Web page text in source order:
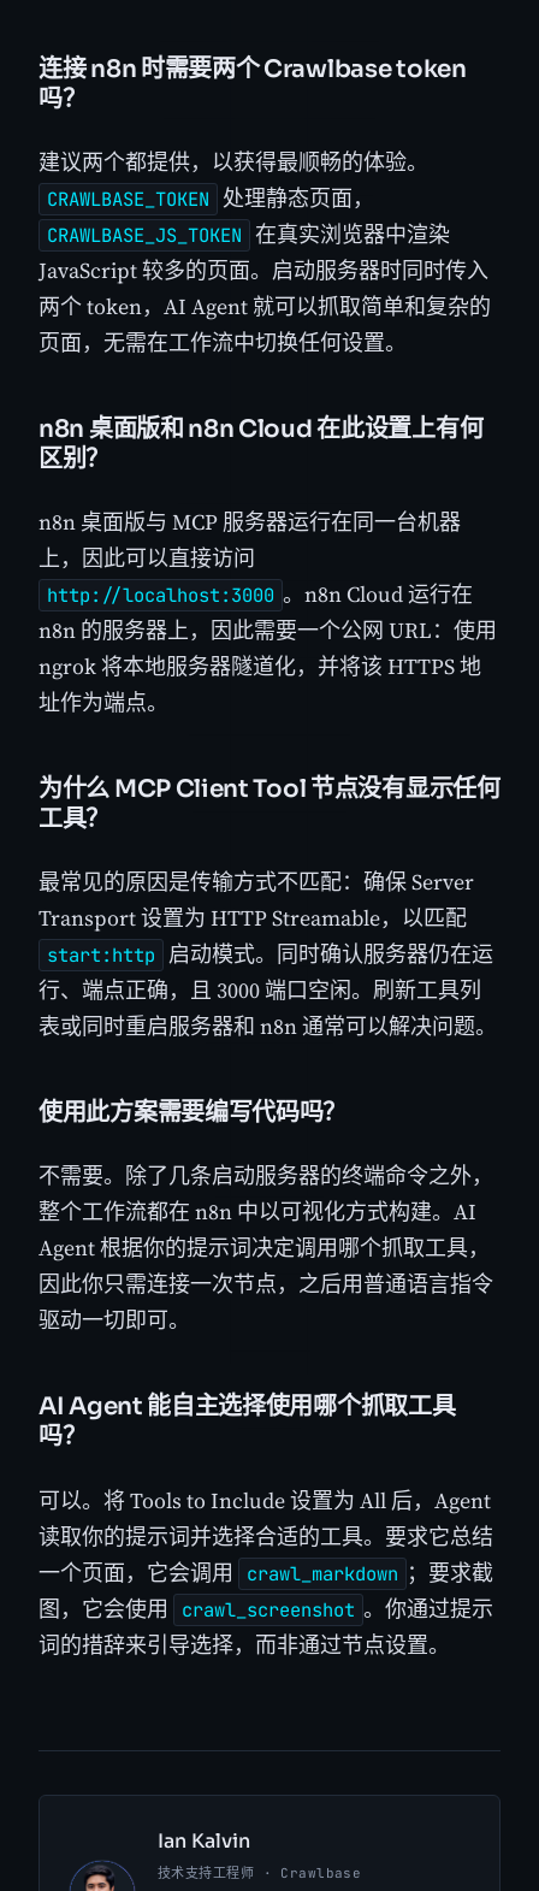
连接 n8n 时需要两个 Crawlbase token
吗？
建议两个都提供，以获得最顺畅的体验。
CRAWLBASE_TOKEN 处理静态页面，
CRAWLBASE_JS_TOKEN 在真实浏览器中渲染
JavaScript 较多的页面。启动服务器时同时传入
两个 token，AI Agent 就可以抓取简单和复杂的
页面，无需在工作流中切换任何设置。
n8n 桌面版和 n8n Cloud 在此设置上有何
区别？
n8n 桌面版与 MCP 服务器运行在同一台机器
上，因此可以直接访问
http://localhost:3000 。n8n Cloud 运行在
n8n 的服务器上，因此需要一个公网 URL：使用
ngrok 将本地服务器隧道化，并将该 HTTPS 地
址作为端点。
为什么 MCP Client Tool 节点没有显示任何
工具？
最常见的原因是传输方式不匹配：确保 Server
Transport 设置为 HTTP Streamable，以匹配
start:http 启动模式。同时确认服务器仍在运
行、端点正确，且 3000 端口空闲。刷新工具列
表或同时重启服务器和 n8n 通常可以解决问题。
使用此方案需要编写代码吗？
不需要。除了几条启动服务器的终端命令之外，
整个工作流都在 n8n 中以可视化方式构建。AI
Agent 根据你的提示词决定调用哪个抓取工具，
因此你只需连接一次节点，之后用普通语言指令
驱动一切即可。
AI Agent 能自主选择使用哪个抓取工具
吗？
可以。将 Tools to Include 设置为 All 后，Agent
读取你的提示词并选择合适的工具。要求它总结
一个页面，它会调用
crawl_markdown ；要求截
图，它会使用
crawl_screenshot 。你通过提示
词的措辞来引导选择，而非通过节点设置。
Ian Kalvin
技术支持工程师 · Crawlbase